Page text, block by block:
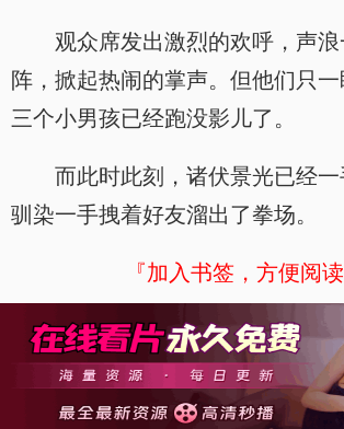
观众席发出激烈的欢呼，声
阵，掀起热闹的掌声。但他们只
三个小男孩已经跑没影儿了。
而此时此刻，诸伏景光已经
驯染一手拽着好友溜出了拳场。
『加入书签，方便阅读